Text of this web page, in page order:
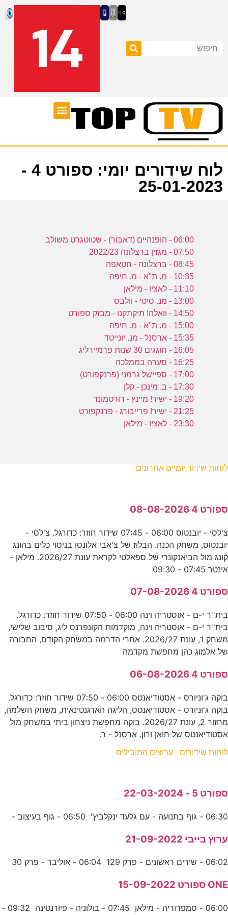
לוח שידורים יומי: ספורט 4 -
25-01-2023
06:00 - הופנהיים (דאבור) - שטוטגרט משולב
07:50 - מגזין ברצלונה 2022/23
08:45 - ברצלונה - חטאפה
10:35 - מ. ת''א - מ. חיפה
11:10 - לאציו - מילאן
13:00 - מנ. סיטי - וולבס
14:50 - וואלה! תיקתקנו - מבזק ספורט
15:00 - מ. ת''א - מ. חיפה
15:35 - ארסנל - מנ. יונייטד
16:05 - חוגגים 30 שנות פרמיירליג
16:25 - סערה בממלכה
17:00 - ספיישל גרמני (פרנקפורט)
17:30 - ב. מינכן - קלן
19:20 - ישיר! מיינץ - דורטמונד
21:25 - ישיר! פרייבורג - פרנקפורט
23:30 - לאציו - מילאן
לוחות שידור יומיים אחרונים
ספורט 4 08-08-2026
צ'לסי - יובנטוס 06:00 - 07:45 שידור חוזר: כדורגל. צ'לסי -
יובנטוס, משחק הכנה. הבלוז של צ'אבי אלונסו בניסוי כלים בהונג
קונג מול הביאנקונרי של ספאלטי לקראת עונת 2026/27. מילאן -
אינטר 07:45 - 09:30
ספורט 4 07-08-2026
בית''ר י-ם - אוסטריה וינה 06:00 - 07:50 שידור חוזר: כדורגל.
בית''ר י-ם - אוסטריה וינה, מוקדמות הקונפרנס ליג, סיבוב שלישי,
משחק 1, עונת 2026/27. אחרי הדרמה במשחק הקודם, החבורה
של אלמוג כהן מחפשת מקדמה
ספורט 4 06-08-2026
בוקה ג'וניורס - אסטודיאנטס 06:00 - 07:50 שידור חוזר: כדורגל.
בוקה ג'וניורס - אסטודיאנטס, הליגה הארגנטינאית, משחק השלמה,
מחזור 2, עונת 2026/27. בוקה מחפשת ניצחון ביתי במשחק מול
אסטודיאנטס של חואן ורון. ארסנל - ר.
לוחות שידורים - ערוצים המובילים
ספורט 5 - 22-03-2024
06:30 - גוף בתנועה - עם גלעד ינקלביץ' 06:50 - גוף בעיצוב -
ערוץ בייבי 21-09-2022
06:02 - שירים ראשונים - פרק 129 06:04 - אוליבר - פרק 30
ONE ספורט 15-09-2022
06:00 - סמפדוריה - מילאן 07:45 - בולוניה - פיורנטינה 09:32 -